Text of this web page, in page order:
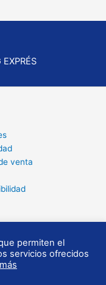
venta
permiten el
servicios ofrecidos